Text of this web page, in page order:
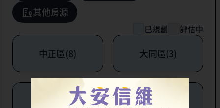
其他房源
已規劃 評估中
中正區(8) 大同區(3)
中山區(6) 松山區(1)